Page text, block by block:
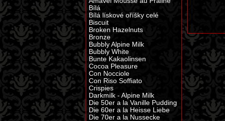
Bílá
Bílá lískové oříšky celé
Biscuit
Broken Hazelnuts
Bronze
Bubbly Alpine Milk
Bubbly White
Bunte Kakaolinsen
Cocoa Pleasure
Con Nocciole
Con Riso Soffiato
Crispies
Darkmilk - Alpine Milk
Die 50er a la Vanille Pudding
Die 60er a la Heisse Liebe
Die 70er a la Nussecke